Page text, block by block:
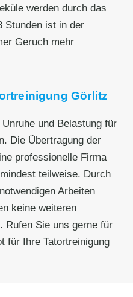
werden durch das
Stunden ist in der
Geruch mehr
Görlitz
und Belastung für
Die Übertragung der
professionelle Firma
teilweise. Durch
Arbeiten
keine weiteren
Rufen Sie uns gerne für
für Ihre Tatortreinigung